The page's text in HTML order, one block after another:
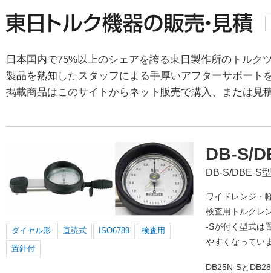
日本国内で75%以上のシェアを誇る東日製作所のトルク
製品を熟知したスタッフによる手厚いアフターサポート
掲載商品はこのサイトからネット販売で購入、または見
ダイヤル形 直読式 ISO6789
検査用
置針付
DB-S/
DB-S/DBE-S
ワイドレンジ・
検査用トルクレ
-Sが付く型式は
やすくなってい
DB25N-Sと